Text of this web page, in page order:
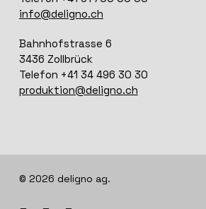
info@deligno.ch
Bahnhofstrasse 6
3436 Zollbrück
Telefon +41 34 496 30 30
produktion@deligno.ch
© 2026 deligno ag.